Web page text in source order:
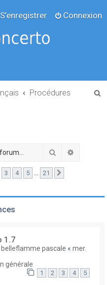
Connexion
S’enregistrer
Procédures
Rechercher
21
3 4 5 … 21
1.7
belleflamme pascale « mer.
générale
1 2 3 4 5